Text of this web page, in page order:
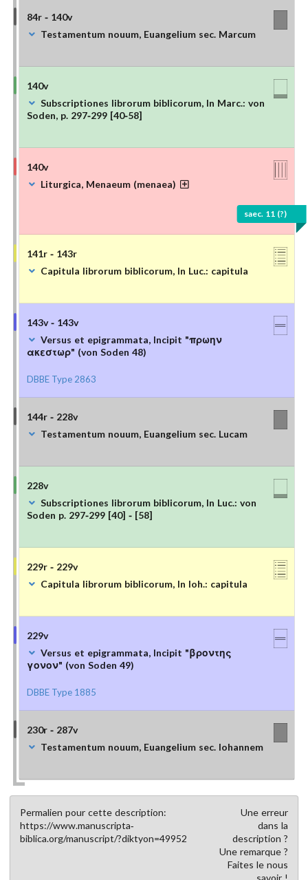
84r - 140v
Testamentum nouum, Euangelium sec. Marcum
140v
Subscriptiones librorum biblicorum, In Marc.: von
Soden, p. 297-299 [40-58]
140v
Liturgica, Menaeum (menaea)
saec. 11 (?)
141r - 143r
Capitula librorum biblicorum, In Luc.: capitula
143v - 143v
Versus et epigrammata, Incipit "πρωην
ακεστωρ" (von Soden 48)
DBBE Type 2863
144r - 228v
Testamentum nouum, Euangelium sec. Lucam
228v
Subscriptiones librorum biblicorum, In Luc.: von
Soden p. 297-299 [40] - [58]
229r - 229v
Capitula librorum biblicorum, In Ioh.: capitula
229v
Versus et epigrammata, Incipit "βροντης
γονον" (von Soden 49)
DBBE Type 1885
230r - 287v
Testamentum nouum, Euangelium sec. Iohannem
Permalien pour cette description:
https://www.manuscripta-
biblica.org/manuscript/?diktyon=49952
Une erreur
dans la
description ?
Une remarque ?
Faites le nous